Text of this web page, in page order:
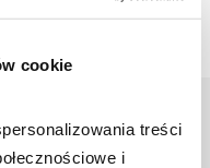
cookie
treści
i